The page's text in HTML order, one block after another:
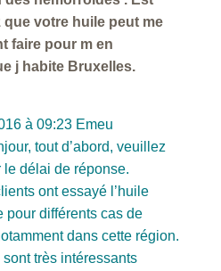
votre huile peut me
faire pour m en
j habite Bruxelles.
à 09:23 Emeu
tout d’abord, veuillez
délai de réponse.
ont essayé l’huile
pour différents cas de
dans cette région.
très intéressants